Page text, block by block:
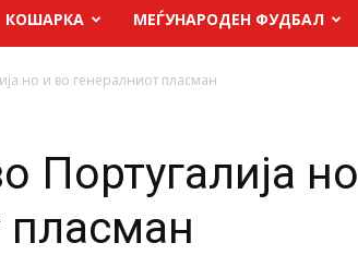
КОШАРКА МЕЃУНАРОДЕН ФУДБАЛ
но и во генералниот пласман
Португалија но
пласман